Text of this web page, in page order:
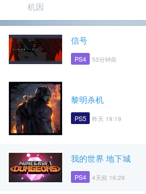
机因
信号
PS4 53分钟前
黎明杀机
PS5 昨天 19:19
我的世界 地下城
PS4 4天前 16:29